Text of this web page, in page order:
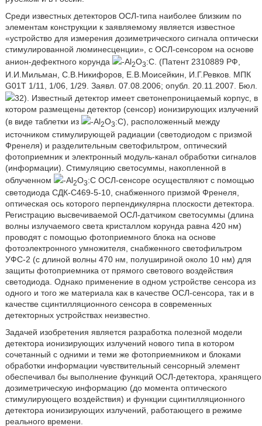
Среди известных детекторов ОСЛ-типа наиболее близким по
элементам конструкции к заявляемому является известное
«устройство для измерения дозиметрического сигнала оптически
стимулированной люминесценции», с ОСЛ-сенсором на основе
анион-дефектного корунда
-Аl2O3:С. (Патент 2310889 РФ,
И.И.Мильман, С.В.Никифоров, Е.В.Моисейкин, И.Г.Ревков. МПК
G01T 1/11, 1/06, 1/29. Заявл. 07.08.2006; опубл. 20.11.2007. Бюл.
32). Известный детектор имеет светонепроницаемый корпус, в
котором размещены детектор (сенсор) ионизирующих излучений
(в виде таблетки из
-Аl2O3:С), расположенный между
источником стимулирующей радиации (светодиодом с призмой
Френеля) и разделительным светофильтром, оптический
фотоприемник и электронный модуль-канал обработки сигналов
(информации). Стимуляцию светосуммы, накопленной в
облученном
-Аl2O3:С ОСЛ-сенсоре осуществляют с помощью
светодиода СДК-С469-5-10, снабженного призмой Френеля,
оптическая ось которого перпендикулярна плоскости детектора.
Регистрацию высвечиваемой ОСЛ-датчиком светосуммы (длина
волны излучаемого света кристаллом корунда равна 420 нм)
проводят с помощью фотоприемного блока на основе
фотоэлектронного умножителя, снабженного светофильтром
УФС-2 (с длиной волны 470 нм, полушириной около 10 нм) для
защиты фотоприемника от прямого светового воздействия
светодиода. Однако применение в одном устройстве сенсора из
одного и того же материала как в качестве ОСЛ-сенсора, так и в
качестве сцинтилляционного сенсора в современных
детекторных устройствах неизвестно.
Задачей изобретения является разработка полезной модели
детектора ионизирующих излучений нового типа в котором
сочетанный с одними и теми же фотоприемником и блоками
обработки информации чувствительный сенсорный элемент
обеспечивал бы выполнение функций ОСЛ-детектора, хранящего
дозиметрическую информацию (до момента оптического
стимулирующего воздействия) и функции сцинтилляционного
детектора ионизирующих излучений, работающего в режиме
реального времени.